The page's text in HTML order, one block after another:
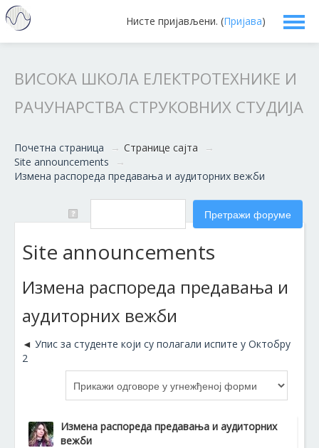
Нисте пријављени. (Пријава)
ВИСОКА ШКОЛА ЕЛЕКТРОТЕХНИКЕ И
РАЧУНАРСТВА СТРУКОВНИХ СТУДИЈА
Почетна страница → Странице сајта
→
Site announcements
→
Измена распореда предавања и аудиторних вежби
Site announcements
Измена распореда предавања и
аудиторних вежби
Упис за студенте који су полагали испите у Октобру
2
Измена распореда предавања и аудиторних
вежби